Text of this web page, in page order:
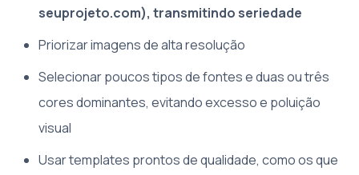
seuprojeto.com), transmitindo seriedade
Priorizar imagens de alta resolução
Selecionar poucos tipos de fontes e duas ou três
cores dominantes, evitando excesso e poluição
visual
Usar templates prontos de qualidade, como os que